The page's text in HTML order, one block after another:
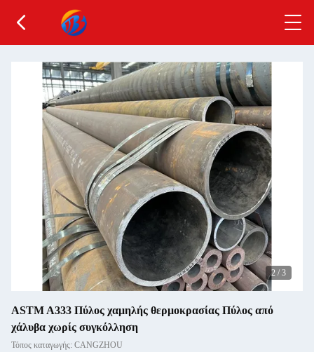
2 / 3
ASTM A333 Πύλος χαμηλής θερμοκρασίας Πύλος από
χάλυβα χωρίς συγκόλληση
Τόπος καταγωγής: CANGZHOU